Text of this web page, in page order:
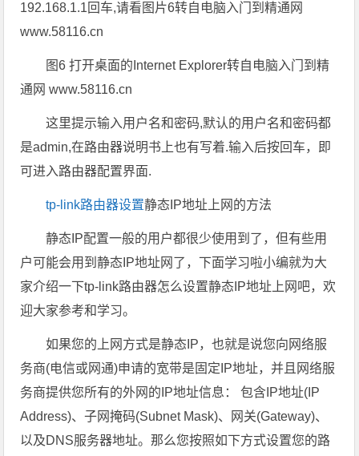
192.168.1.1回车,请看图片6转自电脑入门到精通网
www.58116.cn
图6 打开桌面的Internet Explorer转自电脑入门到精
通网 www.58116.cn
这里提示输入用户名和密码,默认的用户名和密码都
是admin,在路由器说明书上也有写着.输入后按回车，即
可进入路由器配置界面.
tp-link路由器设置静态IP地址上网的方法
静态IP配置一般的用户都很少使用到了，但有些用
户可能会用到静态IP地址网了，下面学习啦小编就为大
家介绍一下tp-link路由器怎么设置静态IP地址上网吧，欢
迎大家参考和学习。
如果您的上网方式是静态IP，也就是说您向网络服
务商(电信或网通)申请的宽带是固定IP地址，并且网络服
务商提供您所有的外网的IP地址信息： 包含IP地址(IP
Address)、子网掩码(Subnet Mask)、网关(Gateway)、
以及DNS服务器地址。那么您按照如下方式设置您的路